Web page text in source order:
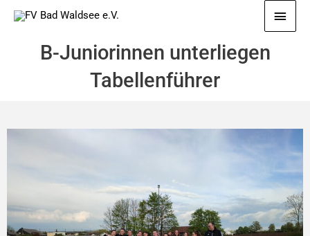
Inhalt
B-Juniorinnen unterliegen
Tabellenführer